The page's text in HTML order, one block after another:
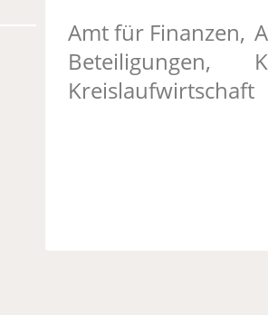
Amt für Finanzen,
Beteiligungen,
Kreislaufwirtschaft